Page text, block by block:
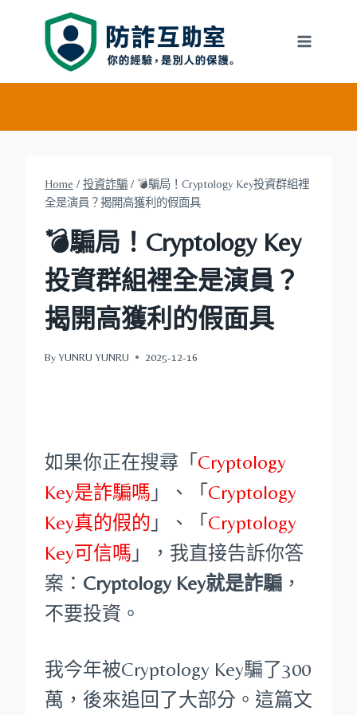
Home / 投資詐騙 / 💣騙局！Cryptology Key投資群組裡
全是演員？揭開高獲利的假面具
💣騙局！Cryptology Key
投資群組裡全是演員？
揭開高獲利的假面具
By YUNRU YUNRU 2025-12-16
如果你正在搜尋「 Cryptology
Key是詐騙嗎 」、「 Cryptology
Key真的假的 」、「 Cryptology
Key可信嗎 」，我直接告訴你答
案： Cryptology Key就是詐騙 ，
不要投資。
我今年被Cryptology Key騙了300
萬，後來追回了大部分。這篇文